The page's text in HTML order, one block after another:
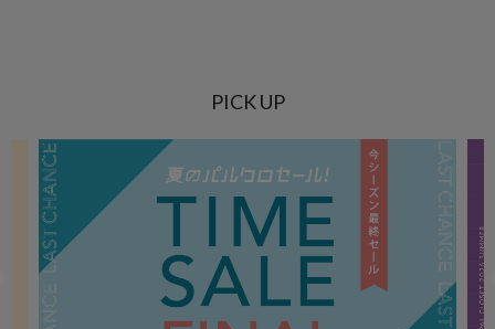
PICK UP